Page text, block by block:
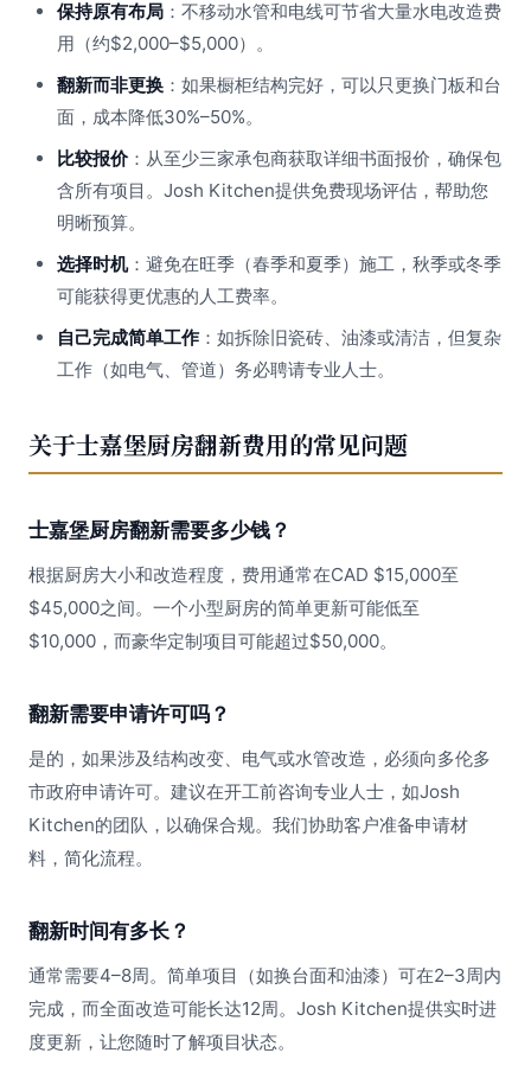
保持原有布局 ：不移动水管和电线可节省大量水电改造费
用（约$2,000–$5,000）。
翻新而非更换 ：如果橱柜结构完好，可以只更换门板和台
面，成本降低30%–50%。
比较报价：从至少三家承包商获取详细书面报价，确保包
含所有项目。Josh Kitchen提供免费现场评估，帮助您
明晰预算。
选择时机：避免在旺季（春季和夏季）施工，秋季或冬季
可能获得更优惠的人工费率。
自己完成简单工作 ：如拆除旧瓷砖、油漆或清洁，但复杂
工作（如电气、管道）务必聘请专业人士。
关于士嘉堡厨房翻新费用的常见问题
士嘉堡厨房翻新需要多少钱？
根据厨房大小和改造程度，费用通常在CAD $15,000至
$45,000之间。一个小型厨房的简单更新可能低至
$10,000，而豪华定制项目可能超过$50,000。
翻新需要申请许可吗？
是的，如果涉及结构改变、电气或水管改造，必须向多伦多
市政府申请许可。建议在开工前咨询专业人士，如Josh
Kitchen的团队，以确保合规。我们协助客户准备申请材
料，简化流程。
翻新时间有多长？
通常需要4–8周。简单项目（如换台面和油漆）可在2–3周内
完成，而全面改造可能长达12周。Josh Kitchen提供实时进
度更新，让您随时了解项目状态。